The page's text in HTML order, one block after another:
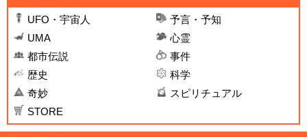
UFO・宇宙人
予言・予知
UMA
心霊
都市伝説
事件
歴史
科学
奇妙
スピリチュアル
STORE